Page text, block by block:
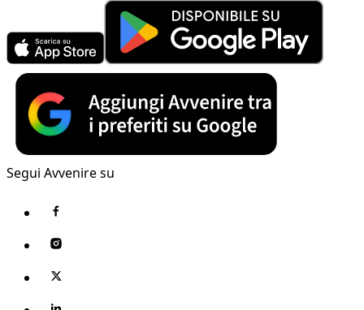
Segui Avvenire su